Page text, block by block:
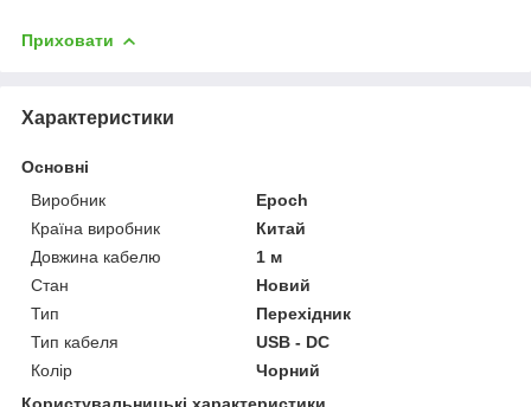
Приховати
Характеристики
Основні
Виробник
Epoch
Країна виробник
Китай
Довжина кабелю
1 м
Стан
Новий
Тип
Перехідник
Тип кабеля
USB - DC
Колір
Чорний
Користувальницькі характеристики